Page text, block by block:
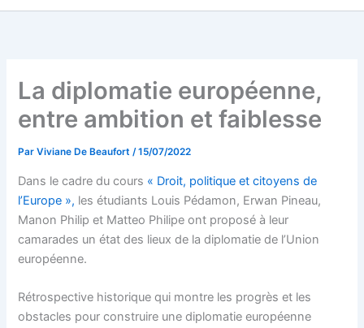
La diplomatie européenne,
entre ambition et faiblesse
ParViviane De Beaufort/15/07/2022
Dans le cadre du cours « Droit, politique et citoyens de
l’Europe », les étudiants Louis Pédamon, Erwan Pineau,
Manon Philip et Matteo Philipe ont proposé à leur
camarades un état des lieux de la diplomatie de l’Union
européenne.
Rétrospective historique qui montre les progrès et les
obstacles pour construire une diplomatie européenne